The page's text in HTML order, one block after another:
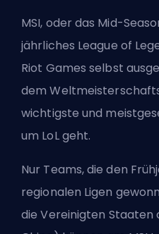
MSI, oder das Mid-
jährliches League of
Riot Games selbst
dem
wichtigste und
um LoL geht.
Nur Teams, die den
regionalen Ligen
die Vereinigten Staaten